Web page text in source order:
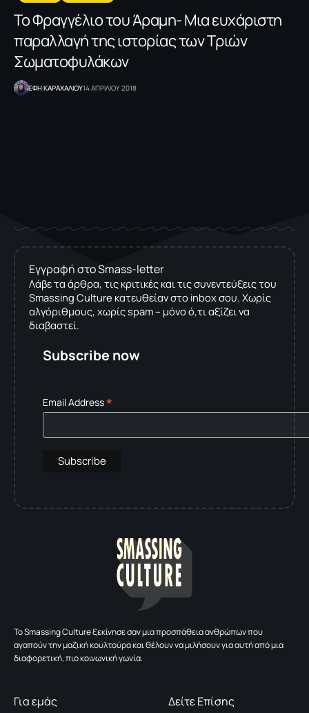
Το Φραγγέλιο του Άραμη- Μια ευχάριστη
παραλλαγή της ιστορίας των Τριών
Σωματοφυλάκων
ΕΦΗ KΑΡΑΧΑΛΙΟΥ14 ΑΠΡΙΛΙΟΥ 2018
Εγγραφή στο Smass-letter
Λάβε τα άρθρα, τις κριτικές και τις συνεντεύξεις του
Smassing Culture κατευθείαν στο inbox σου. Χωρίς
αλγόριθμους, χωρίς spam – μόνο ό,τι αξίζει να
διαβαστεί.
Subscribe now
Email Address*
To Smassing Culture ξεκίνησε σαν μια προσπάθεια ανθρώπων που
αγαπούν την μαζική κουλτούρα και θέλουν να μιλήσουν για αυτή από μια
διαφορετική, πιο κοινωνική γωνία.
Για εμάς Δείτε Επίσης